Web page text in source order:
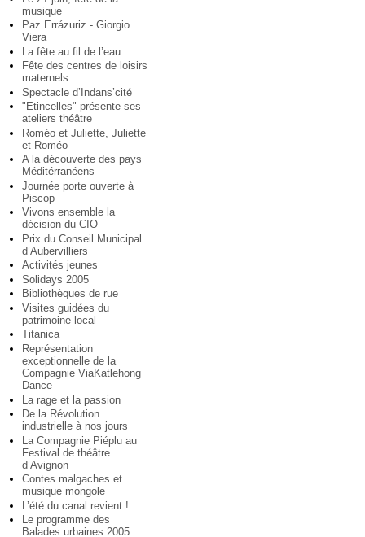
musique
Paz Errázuriz - Giorgio
Viera
La fête au fil de l’eau
Fête des centres de loisirs
maternels
Spectacle d’Indans’cité
"Etincelles" présente ses
ateliers théâtre
Roméo et Juliette, Juliette
et Roméo
A la découverte des pays
Méditérranéens
Journée porte ouverte à
Piscop
Vivons ensemble la
décision du CIO
Prix du Conseil Municipal
d’Aubervilliers
Activités jeunes
Solidays 2005
Bibliothèques de rue
Visites guidées du
patrimoine local
Titanica
Représentation
exceptionnelle de la
Compagnie ViaKatlehong
Dance
La rage et la passion
De la Révolution
industrielle à nos jours
La Compagnie Piéplu au
Festival de théâtre
d’Avignon
Contes malgaches et
musique mongole
L’été du canal revient !
Le programme des
Balades urbaines 2005